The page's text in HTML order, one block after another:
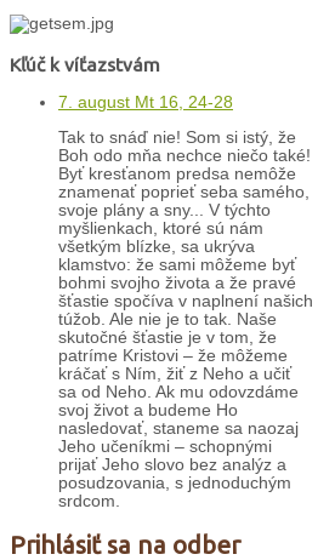
Kľúč k víťazstvám
7. august Mt 16, 24-28
Tak to snáď nie! Som si istý, že
Boh odo mňa nechce niečo také!
Byť kresťanom predsa nemôže
znamenať poprieť seba samého,
svoje plány a sny... V týchto
myšlienkach, ktoré sú nám
všetkým blízke, sa ukrýva
klamstvo: že sami môžeme byť
bohmi svojho života a že pravé
šťastie spočíva v naplnení našich
túžob. Ale nie je to tak. Naše
skutočné šťastie je v tom, že
patríme Kristovi – že môžeme
kráčať s Ním, žiť z Neho a učiť
sa od Neho. Ak mu odovzdáme
svoj život a budeme Ho
nasledovať, staneme sa naozaj
Jeho učeníkmi – schopnými
prijať Jeho slovo bez analýz a
posudzovania, s jednoduchým
srdcom.
Prihlásiť sa na odber